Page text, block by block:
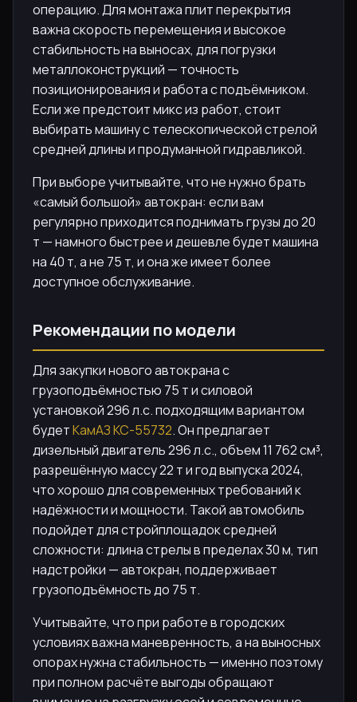
операцию. Для монтажа плит перекрытия
важна скорость перемещения и высокое
стабильность на выносах, для погрузки
металлоконструкций — точность
позиционирования и работа с подъёмником.
Если же предстоит микс из работ, стоит
выбирать машину с телескопической стрелой
средней длины и продуманной гидравликой.
При выборе учитывайте, что не нужно брать
«самый большой» автокран: если вам
регулярно приходится поднимать грузы до 20
т — намного быстрее и дешевле будет машина
на 40 т, а не 75 т, и она же имеет более
доступное обслуживание.
Рекомендации по модели
Для закупки нового автокрана с
грузоподъёмностью 75 т и силовой
установкой 296 л.с. подходящим вариантом
будетКамАЗ КС-55732. Он предлагает
дизельный двигатель 296 л.с., объем 11 762 см³,
разрешённую массу 22 т и год выпуска 2024,
что хорошо для современных требований к
надёжности и мощности. Такой автомобиль
подойдет для стройплощадок средней
сложности: длина стрелы в пределах 30 м, тип
надстройки — автокран, поддерживает
грузоподъёмность до 75 т.
Учитывайте, что при работе в городских
условиях важна маневренность, а на выносных
опорах нужна стабильность — именно поэтому
при полном расчёте выгоды обращают